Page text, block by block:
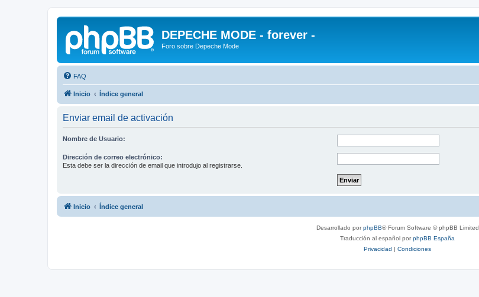
DEPECHE MODE - forever -
Foro sobre Depeche Mode
FAQ
Inicio Índice general
Enviar email de activación
Nombre de Usuario:
Dirección de correo electrónico:
Esta debe ser la dirección de email que introdujo al registrarse.
Inicio Índice general
Desarrollado porphpBB® Forum Software © phpBB Limited
Traducción al español porphpBB España
Privacidad | Condiciones